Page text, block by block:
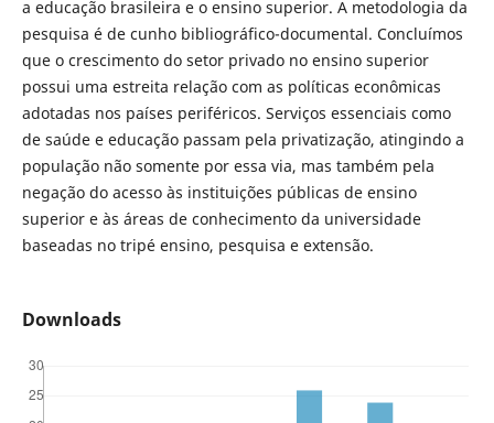
a educação brasileira e o ensino superior. A metodologia da
pesquisa é de cunho bibliográfico-documental. Concluímos
que o crescimento do setor privado no ensino superior
possui uma estreita relação com as políticas econômicas
adotadas nos países periféricos. Serviços essenciais como
de saúde e educação passam pela privatização, atingindo a
população não somente por essa via, mas também pela
negação do acesso às instituições públicas de ensino
superior e às áreas de conhecimento da universidade
baseadas no tripé ensino, pesquisa e extensão.
Downloads